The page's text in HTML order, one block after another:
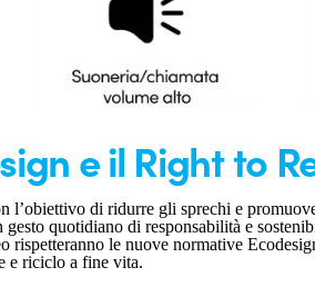
e il Right to
l’obiettivo di ridurre gli sprechi e
quotidiano di responsabilità e
rispetteranno le nuove normative
e riciclo a fine vita.